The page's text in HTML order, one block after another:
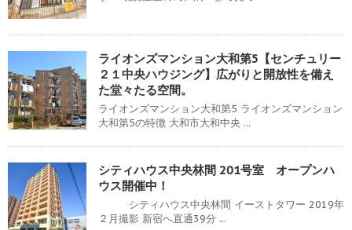
ライオンズマンション大和第5【センチュリー
２１中央ハウジング】広がりと開放性を備え
た堂々たる空間。
ライオンズマンション大和第5 ライオンズマンション
大和第5の特徴 大和市大和中央 ...
シティハウス中央林間 201号室 オープンハ
ウス開催中！
シティハウス中央林間 イーストタワー 2019年
２月撮影 新宿へ直通39分 ...